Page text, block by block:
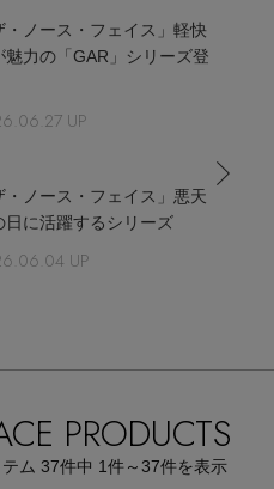
ン
作
グッズ・マタニティ
・ノース・フェイス」軽快
魅力の「GAR」シリーズ登
UP
・ノース・フェイス」悪天
日に活躍するシリーズ
UP
PRODUCTS
ム 37件中 1件～37件を表示